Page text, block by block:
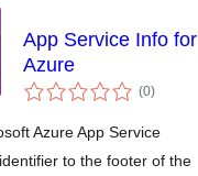
App Service Info for
Azure
(0укупних
оцена
)
Azure App Service
to the footer of the